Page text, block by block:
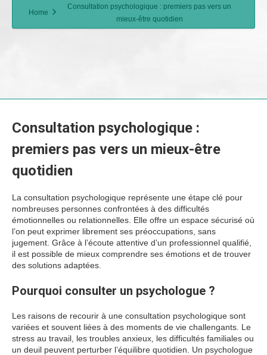
Home
Consultation psychologique : premiers pas vers un
mieux-être quotidien
Consultation psychologique :
premiers pas vers un mieux-être
quotidien
La consultation psychologique représente une étape clé pour
nombreuses personnes confrontées à des difficultés
émotionnelles ou relationnelles. Elle offre un espace sécurisé où
l’on peut exprimer librement ses préoccupations, sans
jugement. Grâce à l’écoute attentive d’un professionnel qualifié,
il est possible de mieux comprendre ses émotions et de trouver
des solutions adaptées.
Pourquoi consulter un psychologue ?
Les raisons de recourir à une consultation psychologique sont
variées et souvent liées à des moments de vie challengants. Le
stress au travail, les troubles anxieux, les difficultés familiales ou
un deuil peuvent perturber l’équilibre quotidien. Un psychologue